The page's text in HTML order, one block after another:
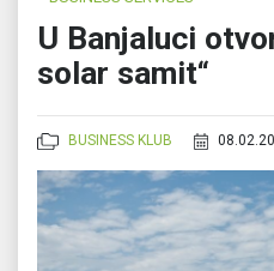
U Banjaluci
solar samit“
BUSINESS KLUB